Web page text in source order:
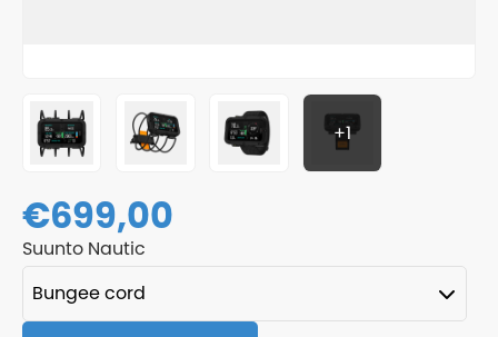
+1
€699,00
Suunto Nautic